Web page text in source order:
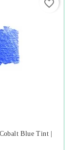
Blue Tint |
favorite_border